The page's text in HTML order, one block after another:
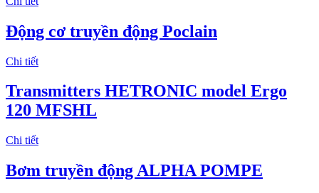
Động cơ truyền động Poclain
Chi tiết
Transmitters HETRONIC model Ergo
120 MFSHL
Chi tiết
Bơm truyền động ALPHA POMPE